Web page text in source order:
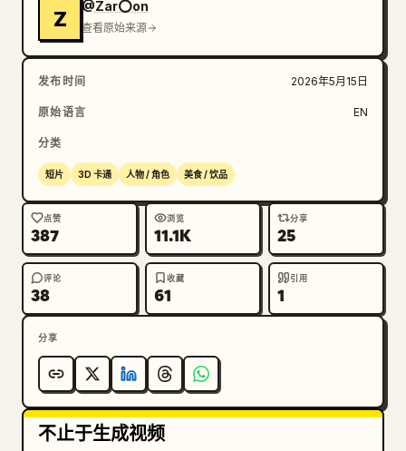
格：• 全程保持凶猛的橙黄色火焰光效 • 鲜艳的翠绿色蔬
菜、光亮的黑色炒锅、浓郁的琥珀色酱汁、明亮的白色蒸汽
• 皮克斯 CGI 风格，生动且富有表现力 —— 高能量，画
面明亮 • 快速动作带有运动模糊 —— 切菜、颠勺、扣锅
• 每个剪辑点快速有力，匹配烹饪节奏。声音设计：从第
—— 连续不间断，8 个镜头使用同一首曲目，中间无停顿或
静音。音乐下方叠加充满质感的自然厨房音效
Z
@Zar⭕on
查看原始来源
发布时间 2026年5月15日
原始语言 EN
分类
短片 3D 卡通 人物 / 角色 美食 / 饮品
点赞
387
浏览
11.1K
分享
25
评论
38
收藏
61
引用
1
分享
不止于生成视频